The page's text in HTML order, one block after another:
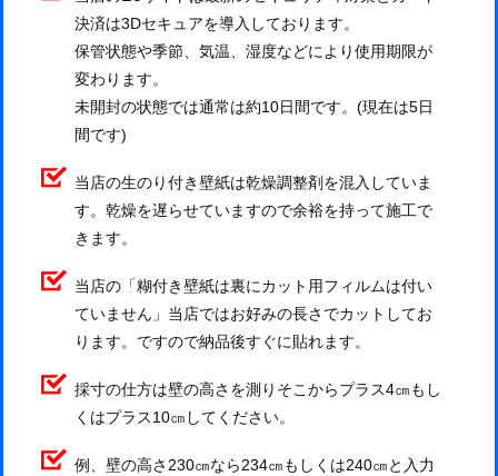
決済は3Dセキュアを導入しております。
保管状態や季節、気温、湿度などにより使用期限が
変わります。
未開封の状態では通常は約10日間です。(現在は5日
間です)
当店の生のり付き壁紙は乾燥調整剤を混入していま
す。乾燥を遅らせていますので余裕を持って施工で
きます。
当店の「糊付き壁紙は裏にカット用フィルムは付い
ていません」当店ではお好みの長さでカットしてお
ります。ですので納品後すぐに貼れます。
採寸の仕方は壁の高さを測りそこからプラス4㎝もし
くはプラス10㎝してください。
例、壁の高さ230㎝なら234㎝もしくは240㎝と入力